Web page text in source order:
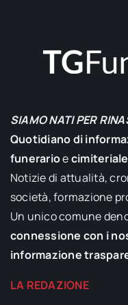
SIAMO NATI PER
Quotidiano di
funerarioecimiteriale
Notizie di attualità,
società, formazione
Un unico comune
connessione con i
informazione
LA REDAZIONE